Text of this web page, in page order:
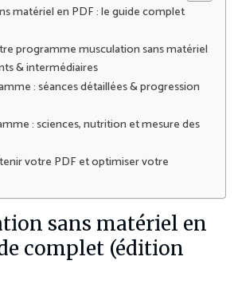
matériel en PDF : le guide complet
programme musculation sans matériel
& intermédiaires
: séances détaillées & progression
: sciences, nutrition et mesure des
votre PDF et optimiser votre
sans matériel en
complet (édition